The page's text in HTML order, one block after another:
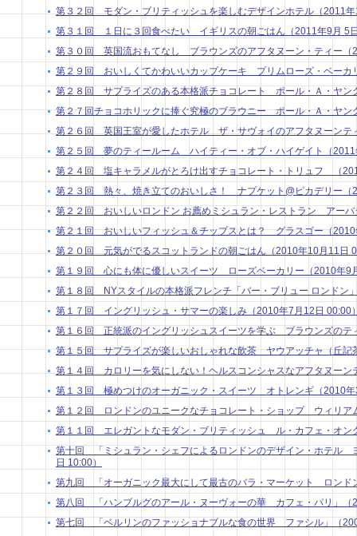
第３２回 モダン・ブリティッシュを楽しむデザインホテル（2011
第３１回 １日に３回食べたい イギリスの朝ごはん（2011年9月 5
第３０回 英国流おもてなし ブラウンズのアフタヌーン・ティー（
第２９回 おいしくてかわいいカップケーキ プリムローズ・ベーカ
第２８回 サプライズのある本格派チョコレート ポール・Ａ・ヤン
第２７回チョコホリックに捧ぐ究極のブラウニー ポール・Ａ・ヤン
第２６回 英国王室が愛したホテル ザ・サヴォイのアフタヌーンテ
第２５回 夢のティールーム ハイティー・オブ・ハイゲイト（2011
第２４回 塩キャラメルがとろけ出すチョコレート・トリュフ （
第２３回 熱々、焼き立てのおいしさ！ ナプケット@ピカデリー（
第２２回 おいしいロンドン お薦めミシュラン・レストラン アー
第２１回 おいしいフィッシュ＆チップスとは？ グラスゴー（2010
第２０回 元気がでるスコットランドの朝ごはん（2010年10月11日
第１９回 心にも体に優しいスイーツ ローズベーカリー（2010年9
第１８回 NYスタイルの本格派フレンチ「バー・ブリュー ロンドン
第１７回 イングリッシュ・サマーの楽しみ（2010年7月12日 00:00
第１６回 正統派のイングリッシュスイーツを学ぶ ブラウンズのテ
第１５回 サプライズが楽しいおしゃれな飲茶 ヤウアッチャ（丘記
第１４回 カロリーを気にしない！ヘルスコンシャスなアフタヌーン
第１３回 極めつけのオーガニック・スイーツ オトレンギ（2010年
第１２回 ロンドンのユニークなチョコレート・ショップ ウィリア
第１１回 エレガントなモダン・ブリティッシュ ル・カフェ・オン
第十回 「ミシュラン・シェフによるロンドンのデザイン・ホテル
日 10:00）
第九回 「オーガニック最大にして最古のバラ・マーケット ロン
第八回 「ハンブルグのアール・ヌーヴォーの華 カフェ・パリ」（
第七回 「ベルリンのファッショナブルな食の世界 ファシル」（